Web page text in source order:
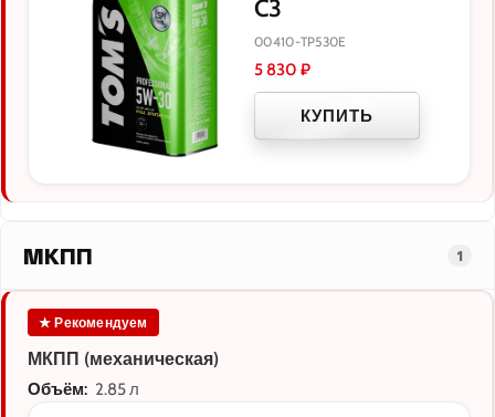
C3
00410-TP530E
5 830 ₽
КУПИТЬ
МКПП 1
★ Рекомендуем
МКПП (механическая)
Объём: 2.85 л